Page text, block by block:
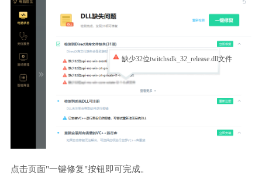
缺少32位twitchsdk_32_release.dll文件
点击页面"一键修复"按钮即可完成。